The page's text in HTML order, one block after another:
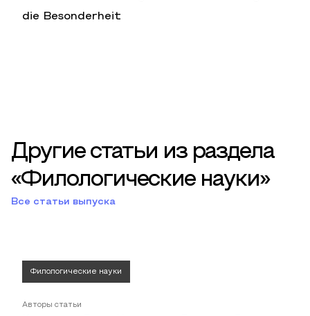
die Besonderheit
Другие статьи из раздела
«Филологические науки»
Все статьи выпуска
Филологические науки
Авторы статьи